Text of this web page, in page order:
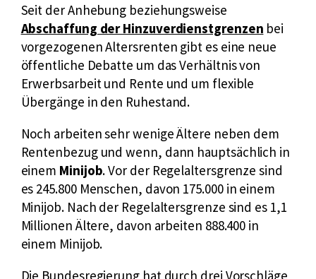
Seit der Anhebung beziehungsweiseE
x
t
e
r
r
L
i
n
k
:
Abschaffung der Hinzuverdienstgrenzen bei
vorgezogenen Altersrenten gibt es eine neue
öffentliche Debatte um das Verhältnis von
Erwerbsarbeit und Rente und um flexible
Übergänge in den Ruhestand.
Noch arbeiten sehr wenige Ältere neben dem
Rentenbezug und wenn, dann hauptsächlich in
einem Minijob. Vor der Regelaltersgrenze sind
es 245.800 Menschen, davon 175.000 in einem
Minijob. Nach der Regelaltersgrenze sind es 1,1
Millionen Ältere, davon arbeiten 888.400 in
einem Minijob.
Die Bundesregierung hat durch drei Vorschläge